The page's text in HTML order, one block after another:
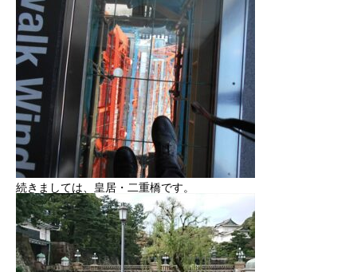
2023年度
2024年度
2025年度
官公庁
CONTACT
COMPANY BLOG BUSINESS RECRUIT
続きましては、皇居・二重橋です。